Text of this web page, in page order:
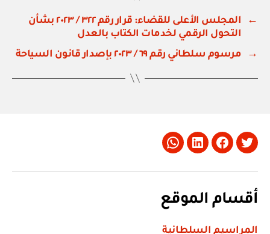
←
المجلس الأعلى للقضاء: قرار رقم ٣٢٢ / ٢٠٢٣ بشأن
التحول الرقمي لخدمات الكتاب بالعدل
→
مرسوم سلطاني رقم ٦٩ / ٢٠٢٣ بإصدار قانون السياحة
Twitter
Facebook
LinkedIn
Whatsapp
أقسام الموقع
المراسيم السلطانية